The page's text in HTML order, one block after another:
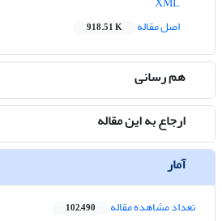
اصل مقاله
918.51 K
هم رسانی
ارجاع به این مقاله
آمار
تعداد مشاهده مقاله 102,490